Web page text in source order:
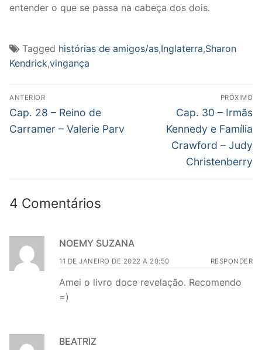
entender o que se passa na cabeça dos dois.
Tagged histórias de amigos/as,Inglaterra,Sharon
Kendrick,vingança
Navegação
de
Post
ANTERIOR
Post
anterior:
Cap. 28 – Reino de
Carramer – Valerie Parv
PRÓXIMO
Próximo
post:
Cap. 30 – Irmãs
Kennedy e Família
Crawford – Judy
Christenberry
4 Comentários
NOEMY SUZANA
11 DE JANEIRO DE 2022 A 20:50 RESPONDER
Amei o livro doce revelação. Recomendo
=)
BEATRIZ